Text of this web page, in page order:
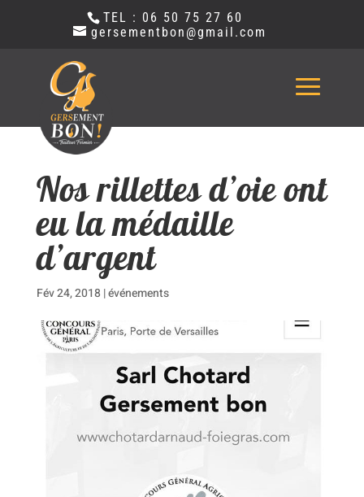
TEL : 06 50 75 27 60
gersementbon@gmail.com
Nos rillettes d’oie ont
eu la médaille
d’argent
Fév 24, 2018 |événements